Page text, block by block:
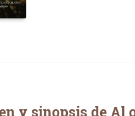
y sinopsis de Al